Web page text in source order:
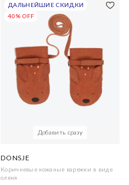
ДАЛЬНЕЙШИЕ СКИДКИ
40% OFF
Добавить сразу
DONSJE
Коричневые кожаные варежки в виде
оленя